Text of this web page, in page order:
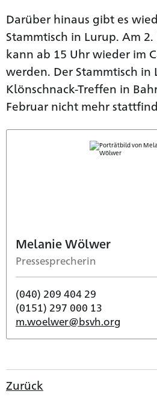
Darüber hinaus gibt es
Stammtisch in Lurup. Am
kann ab 15 Uhr wieder im
werden. Der Stammtisch in
Klönschnack-Treffen in
Februar nicht mehr
Melanie Wölwer
Pressesprecherin
(040) 209 404 29
(0151) 297 000 13
m.woelwer@bsvh.org
Zurück